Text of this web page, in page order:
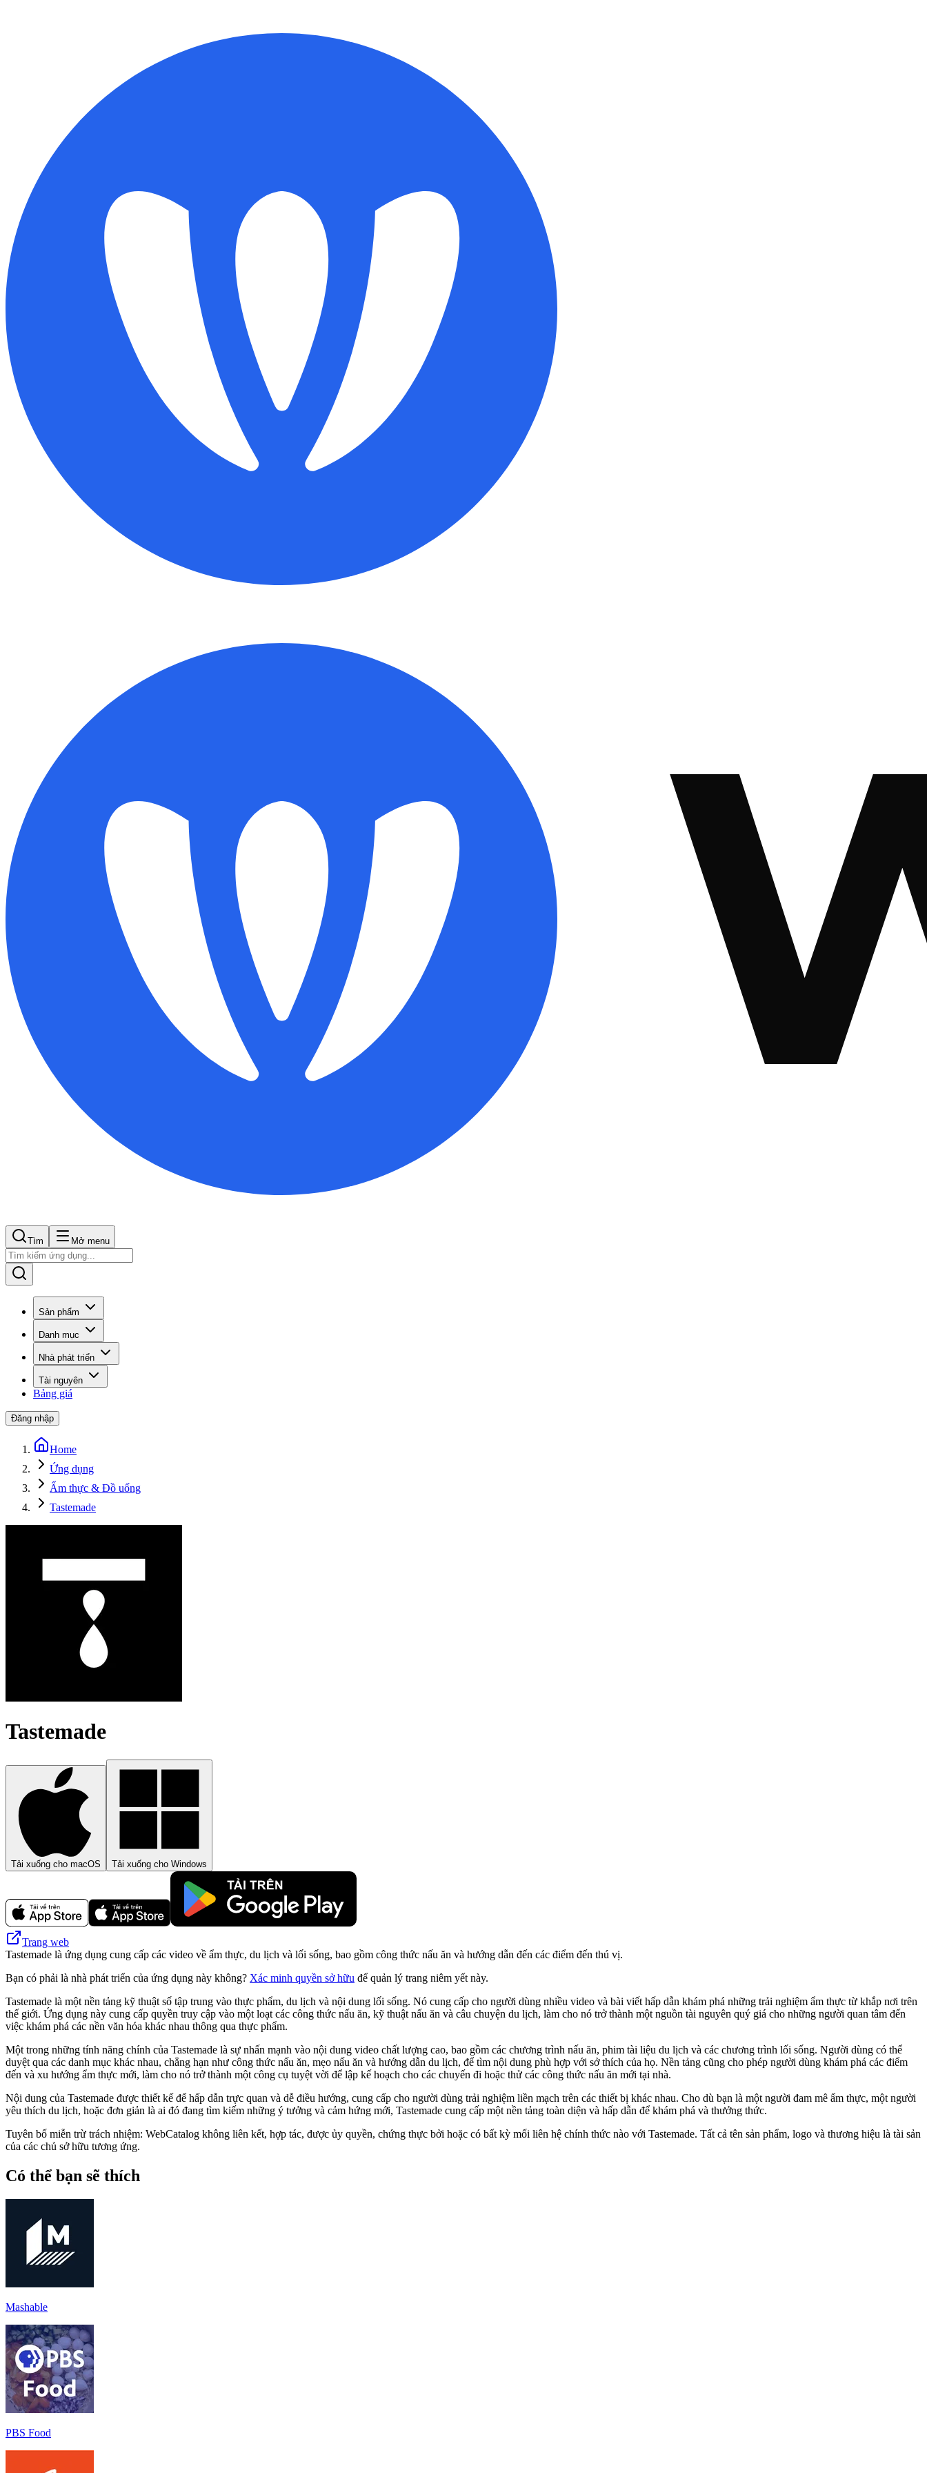
Tìm Mở menu
Sản phẩm
Danh mục
Nhà phát triển
Tài nguyên
Bảng giá
Đăng nhập
Home
Ứng dụng
Ẩm thực & Đồ uống
Tastemade
Tastemade
Tải xuống cho macOS Tải xuống cho Windows
Trang web
Tastemade là ứng dụng cung cấp các video về ẩm thực, du lịch và lối sống, bao gồm công thức nấu ăn và hướng dẫn đến các điểm đến thú vị.
Bạn có phải là nhà phát triển của ứng dụng này không? Xác minh quyền sở hữu để quản lý trang niêm yết này.
Tastemade là một nền tảng kỹ thuật số tập trung vào thực phẩm, du lịch và nội dung lối sống. Nó cung cấp cho người dùng nhiều video và bài viết hấp dẫn khám phá những trải nghiệm ẩm thực từ khắp nơi trên
thế giới. Ứng dụng này cung cấp quyền truy cập vào một loạt các công thức nấu ăn, kỹ thuật nấu ăn và câu chuyện du lịch, làm cho nó trở thành một nguồn tài nguyên quý giá cho những người quan tâm đến
việc khám phá các nền văn hóa khác nhau thông qua thực phẩm.
Một trong những tính năng chính của Tastemade là sự nhấn mạnh vào nội dung video chất lượng cao, bao gồm các chương trình nấu ăn, phim tài liệu du lịch và các chương trình lối sống. Người dùng có thể
duyệt qua các danh mục khác nhau, chẳng hạn như công thức nấu ăn, mẹo nấu ăn và hướng dẫn du lịch, để tìm nội dung phù hợp với sở thích của họ. Nền tảng cũng cho phép người dùng khám phá các điểm
đến và xu hướng ẩm thực mới, làm cho nó trở thành một công cụ tuyệt vời để lập kế hoạch cho các chuyến đi hoặc thử các công thức nấu ăn mới tại nhà.
Nội dung của Tastemade được thiết kế để hấp dẫn trực quan và dễ điều hướng, cung cấp cho người dùng trải nghiệm liền mạch trên các thiết bị khác nhau. Cho dù bạn là một người đam mê ẩm thực, một người
yêu thích du lịch, hoặc đơn giản là ai đó đang tìm kiếm những ý tưởng và cảm hứng mới, Tastemade cung cấp một nền tảng toàn diện và hấp dẫn để khám phá và thưởng thức.
Tuyên bố miễn trừ trách nhiệm: WebCatalog không liên kết, hợp tác, được ủy quyền, chứng thực bởi hoặc có bất kỳ mối liên hệ chính thức nào với Tastemade. Tất cả tên sản phẩm, logo và thương hiệu là tài sản
của các chủ sở hữu tương ứng.
Có thể bạn sẽ thích
Mashable
PBS Food